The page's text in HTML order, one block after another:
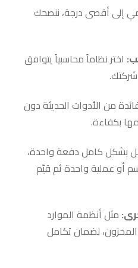
إلى أقصى درجة، ننصحك
اختر نظاماً محاسبياً يتوافق
من الأدوات الحديثة دون
بكفاءة.
بشكل كامل دفعة واحدة،
أو عملية واحدة ثم قيّم
مثل أنظمة الموارد
المخزون، لضمان تكامل